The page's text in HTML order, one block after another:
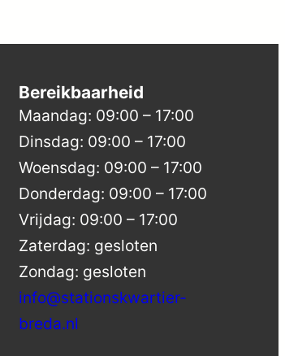
Bereikbaarheid
Maandag: 09:00 – 17:00
Dinsdag: 09:00 – 17:00
Woensdag: 09:00 – 17:00
Donderdag: 09:00 – 17:00
Vrijdag: 09:00 – 17:00
Zaterdag: gesloten
Zondag: gesloten
info@stationskwartier-
breda.nl